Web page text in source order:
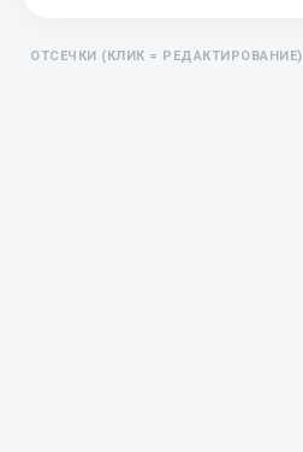
ОТСЕЧКИ (КЛИК = РЕДАКТИРОВАНИЕ)